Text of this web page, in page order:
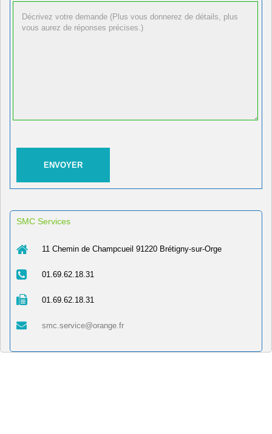
SMC Services
11 Chemin de Champcueil 91220 Brétigny-sur-Orge
01.69.62.18.31
01.69.62.18.31
smc.service@orange.fr